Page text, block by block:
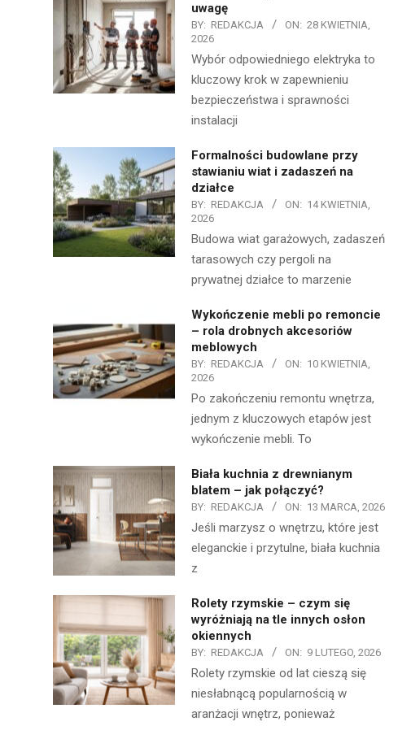
uwagę
BY: REDAKCJA ON: 28 KWIETNIA,
2026
Wybór odpowiedniego elektryka to
kluczowy krok w zapewnieniu
bezpieczeństwa i sprawności
instalacji
Formalności budowlane przy
stawianiu wiat i zadaszeń na
działce
BY: REDAKCJA ON: 14 KWIETNIA,
2026
Budowa wiat garażowych, zadaszeń
tarasowych czy pergoli na
prywatnej działce to marzenie
Wykończenie mebli po remoncie
– rola drobnych akcesoriów
meblowych
BY: REDAKCJA ON: 10 KWIETNIA,
2026
Po zakończeniu remontu wnętrza,
jednym z kluczowych etapów jest
wykończenie mebli. To
Biała kuchnia z drewnianym
blatem – jak połączyć?
BY: REDAKCJA ON: 13 MARCA, 2026
Jeśli marzysz o wnętrzu, które jest
eleganckie i przytulne, biała kuchnia
z
Rolety rzymskie – czym się
wyróżniają na tle innych osłon
okiennych
BY: REDAKCJA ON: 9 LUTEGO, 2026
Rolety rzymskie od lat cieszą się
niesłabnącą popularnością w
aranżacji wnętrz, ponieważ